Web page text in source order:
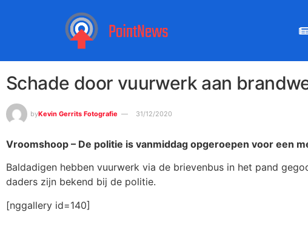
Schade door vuurwerk aan
byKevin Gerrits Fotografie 31/12/2020
Vroomshoop – De politie is vanmiddag opgeroepen voor een
Baldadigen hebben vuurwerk via de brievenbus in het pand
daders zijn bekend bij de politie.
[nggallery id=140]